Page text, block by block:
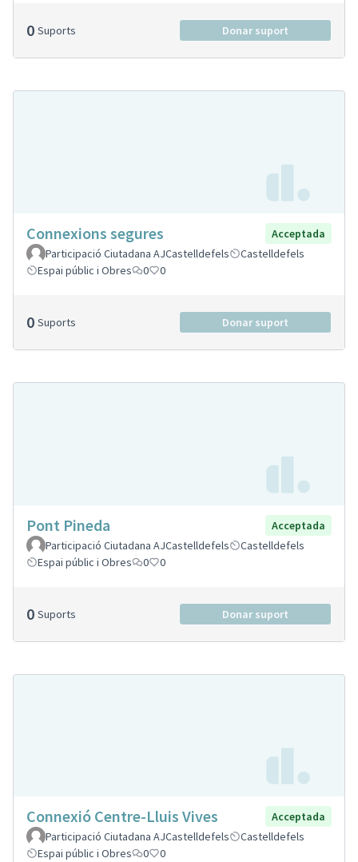
0 Suports Donar suport
Connexions segures
Acceptada
Participació Ciutadana AJCastelldefels
Castelldefels
Espai públic i Obres
0 0
0 Suports Donar suport
Pont Pineda
Acceptada
Participació Ciutadana AJCastelldefels
Castelldefels
Espai públic i Obres
0 0
0 Suports Donar suport
Connexió Centre-Lluis Vives
Acceptada
Participació Ciutadana AJCastelldefels
Castelldefels
Espai públic i Obres
0 0